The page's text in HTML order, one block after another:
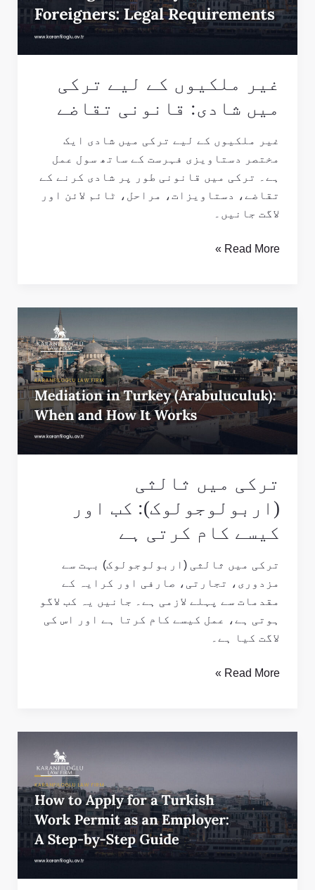
غیر ملکیوں کے لیے ترکی
میں شادی: قانونی تقاضے
غیر ملکیوں کے لیے ترکی میں شادی ایک
مختصر دستاویزی فہرست کے ساتھ سول عمل
ہے۔ ترکی میں قانونی طور پر شادی کرنے کے
تقاضے، دستاویزات، مراحل، ٹائم لائن اور
لاگت جانیں۔
میں
شادی:
Read More »
ترکی میں ثالثی
(اربولوجولوک): کب اور
کیسے کام کرتی ہے
ترکی میں ثالثی (اربولوجولوک) بہت سے
مزدوری، تجارتی، صارفی اور کرایہ کے
مقدمات سے پہلے لازمی ہے۔ جانیں یہ کب لاگو
ہوتی ہے، عمل کیسے کام کرتا ہے اور اس کی
لاگت کیا ہے۔
ثالثی
(اربولوجولوک):
کب
اور
کیسے
ہے
Read More »
پر
ترکی
ورک
پرمٹ